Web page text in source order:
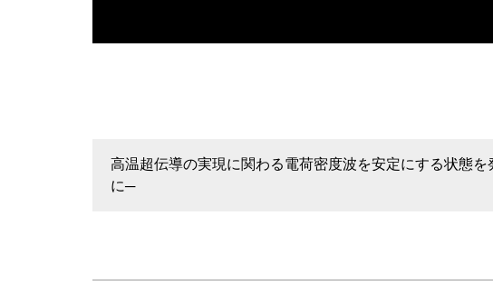
高温超伝導の実現に関わる電荷密度波を安定にする状態
に─